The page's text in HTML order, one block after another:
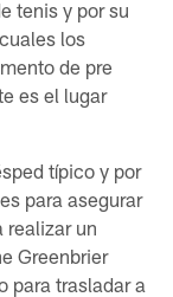
tenis y por su
los
de pre
es el lugar
típico y por
para asegurar
realizar un
Greenbrier
para trasladar a